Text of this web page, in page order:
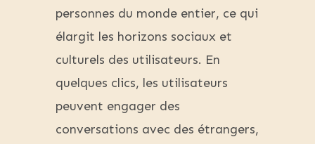
personnes du monde entier, ce qui
élargit les horizons sociaux et
culturels des utilisateurs. En
quelques clics, les utilisateurs
peuvent engager des
conversations avec des étrangers,